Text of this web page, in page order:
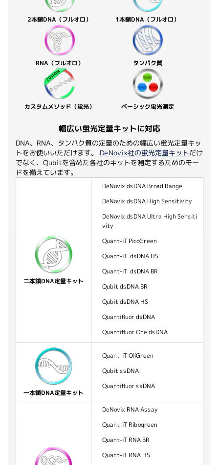
2本鎖DNA（フルオロ） 1本鎖DNA（フルオロ）
RNA（フルオロ） タンパク質
カスタムメソッド（蛍光） ベーシック蛍光測定
幅広い蛍光定量キットに対応
DNA、RNA、タンパク質の定量のための幅広い蛍光定量キッ
トをお使いいただけます。 DeNovix社の蛍光定量キットだけ
でなく、Qubitを含めた各社のキットを測定するためのモー
ドを備えています。
二本鎖DNA定量キット
DeNovix dsDNA Broad Range
DeNovix dsDNA High Sensitivity
DeNovix dsDNA Ultra High Sensiti
vity
Quant-iT PicoGreen
Quant-iT dsDNA HS
Quant-iT dsDNA BR
Qubit dsDNA BR
Qubit dsDNA HS
Quantifluor dsDNA
Quantifluor One dsDNA
一本鎖DNA定量キット
Quant-iT OliGreen
Qubit ssDNA
Quantifluor ssDNA
DeNovix RNA Assay
Quant-iT Ribogreen
Quant-iT RNA BR
Quant-iT RNA HS